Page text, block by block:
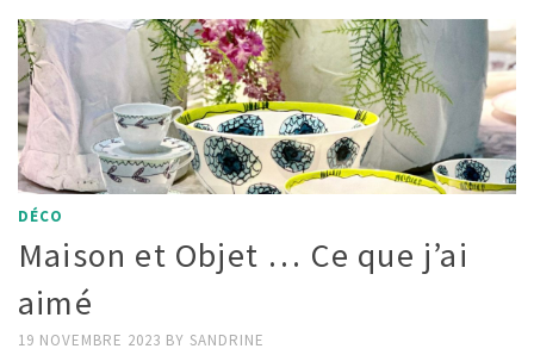
DÉCO
Maison et Objet … Ce que j’ai
aimé
19 NOVEMBRE 2023 BY SANDRINE